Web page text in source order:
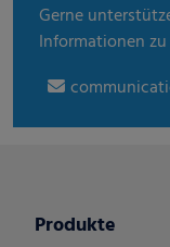
Gerne
Informationen zu
Produkte